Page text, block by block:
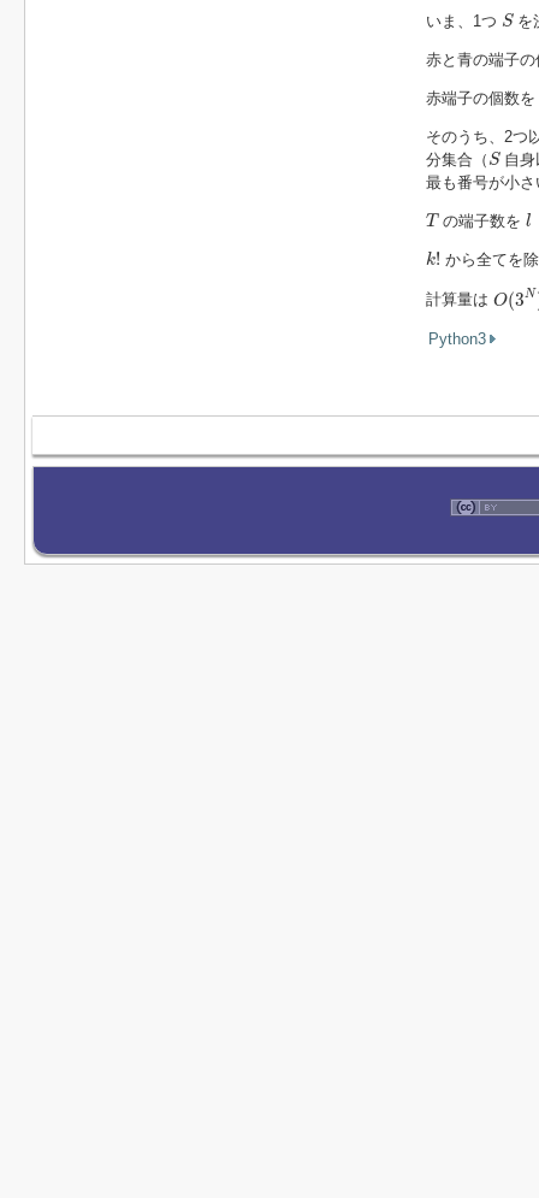
いま、1つ S
Sを
赤と青の端子
赤端子の個数を
そのうち、2つ
分集合（ S
S自身
最も番号が小
T
Tの端子数をll
k!
k ! から全てを
計算量は O(3N
(3 N
Python3